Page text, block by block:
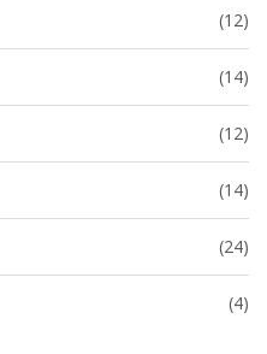
(12)
(14)
(12)
(14)
(24)
(4)